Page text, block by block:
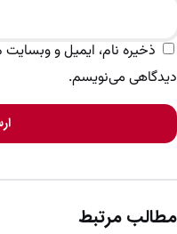
ذخیره نام، ایمیل و وبسایت
دیدگاهی می‌نویسم.
مطالب مرتبط